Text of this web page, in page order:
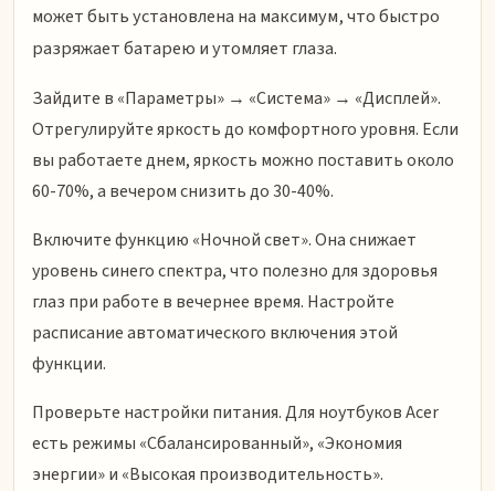
может быть установлена на максимум, что быстро
разряжает батарею и утомляет глаза.
Зайдите в «Параметры» → «Система» → «Дисплей».
Отрегулируйте яркость до комфортного уровня. Если
вы работаете днем, яркость можно поставить около
60-70%, а вечером снизить до 30-40%.
Включите функцию «Ночной свет». Она снижает
уровень синего спектра, что полезно для здоровья
глаз при работе в вечернее время. Настройте
расписание автоматического включения этой
функции.
Проверьте настройки питания. Для ноутбуков Acer
есть режимы «Сбалансированный», «Экономия
энергии» и «Высокая производительность».